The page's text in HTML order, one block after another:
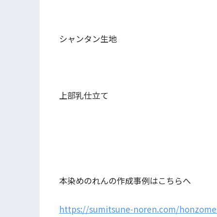
シャンタン生地
上部乳仕立て
本染めのれんの作成事例はこちらへ
https://sumitsune-noren.com/